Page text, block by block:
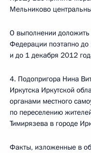
Мельниково
О выполнении доложить
Федерации поэтапно
и до 1 декабря 2012
4. Подопригора Нина
Иркутска Иркутской
органами местного
по переселению
Тимирязева в городе
Факты, изложенные в